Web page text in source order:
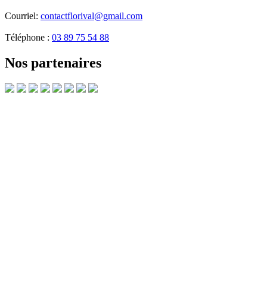
Courriel: contactflorival@gmail.com
Téléphone : 03 89 75 54 88
Nos partenaires